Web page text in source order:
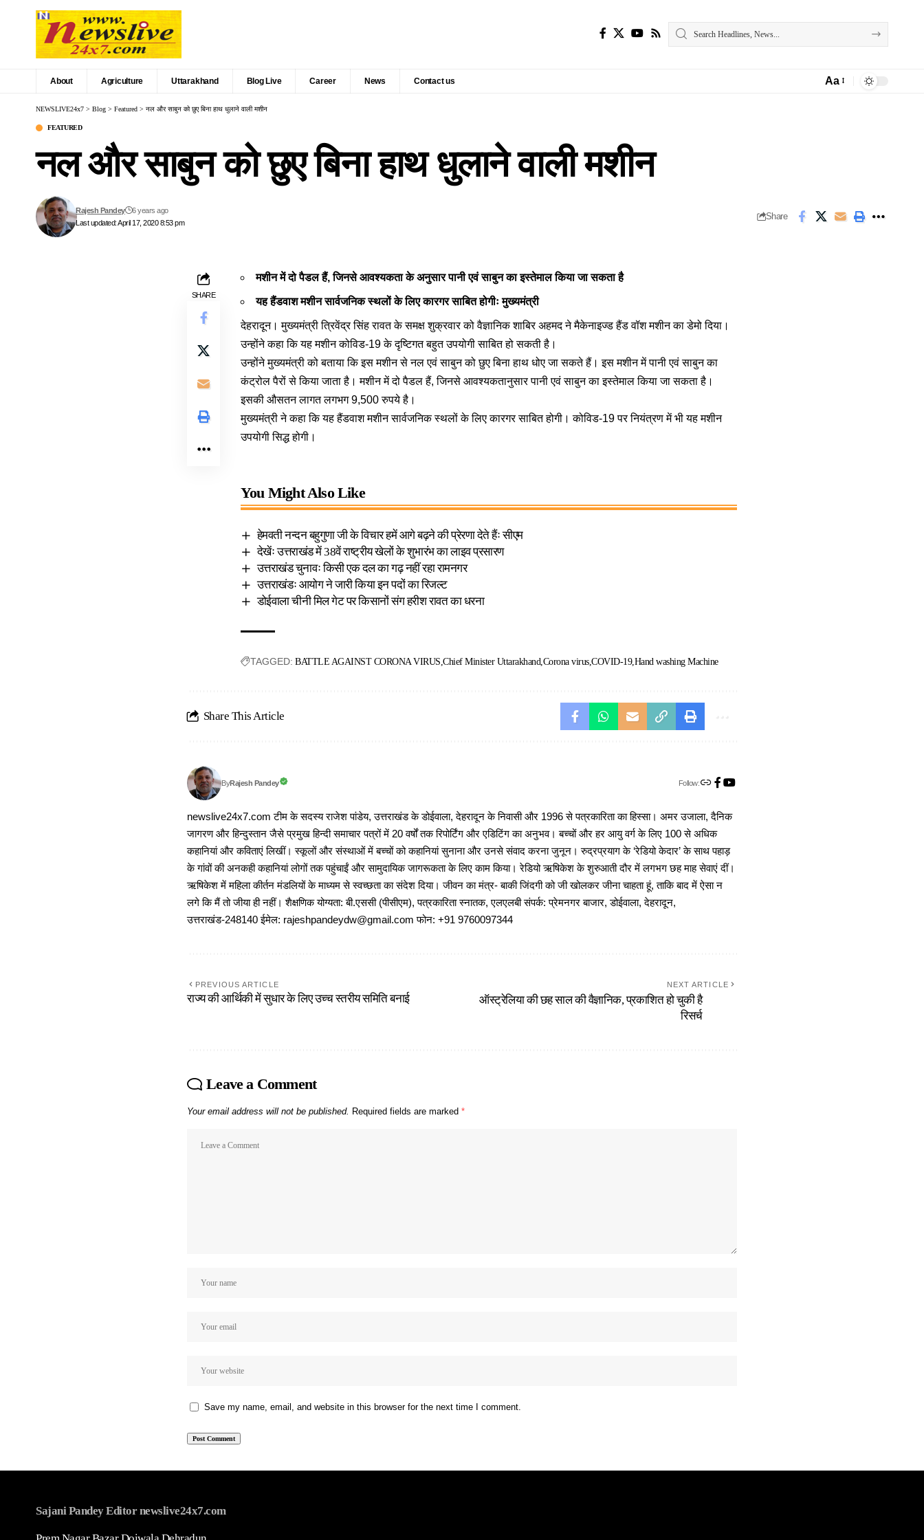
About Agriculture Uttarakhand Blog Live Career News Contact us Aa
NEWSLIVE24x7 > Blog > Featured > नल और साबुन को छुए बिना हाथ धुलाने वाली मशीन
FEATURED
नल और साबुन को छुए बिना हाथ धुलाने वाली मशीन
Last updated: April 17, 2020 8:53 pm
Rajesh Pandey 6 years ago
Share
SHARE
मशीन में दो पैडल हैं, जिनसे आवश्यकता के अनुसार पानी एवं साबुन का इस्तेमाल किया जा सकता है
यह हैंडवाश मशीन सार्वजनिक स्थलों के लिए कारगर साबित होगीः मुख्यमंत्री
देहरादून। मुख्यमंत्री त्रिवेंद्र सिंह रावत के समक्ष शुक्रवार को वैज्ञानिक शाबिर अहमद ने मैकेनाइज्ड हैंड वॉश मशीन का डेमो दिया।
उन्होंने कहा कि यह मशीन कोविड-19 के दृष्टिगत बहुत उपयोगी साबित हो सकती है।
उन्होंने मुख्यमंत्री को बताया कि इस मशीन से नल एवं साबुन को छुए बिना हाथ धोए जा सकते हैं। इस मशीन में पानी एवं साबुन का
कंट्रोल पैरों से किया जाता है। मशीन में दो पैडल हैं, जिनसे आवश्यकतानुसार पानी एवं साबुन का इस्तेमाल किया जा सकता है।
इसकी औसतन लागत लगभग 9,500 रुपये है।
मुख्यमंत्री ने कहा कि यह हैंडवाश मशीन सार्वजनिक स्थलों के लिए कारगर साबित होगी। कोविड-19 पर नियंत्रण में भी यह मशीन
उपयोगी सिद्ध होगी।
You Might Also Like
हेमवती नन्दन बहुगुणा जी के विचार हमें आगे बढ़ने की प्रेरणा देते हैंः सीएम
देखेंः उत्तराखंड में 38वें राष्ट्रीय खेलों के शुभारंभ का लाइव प्रसारण
उत्तराखंड चुनावः किसी एक दल का गढ़ नहीं रहा रामनगर
उत्तराखंडः आयोग ने जारी किया इन पदों का रिजल्ट
डोईवाला चीनी मिल गेट पर किसानों संग हरीश रावत का धरना
TAGGED: BATTLE AGAINST CORONA VIRUS Chief Minister Uttarakhand Corona virus COVID-19 Hand washing Machine
Share This Article
ByRajesh Pandey Follow:
newslive24x7.com टीम के सदस्य राजेश पांडेय, उत्तराखंड के डोईवाला, देहरादून के निवासी और 1996 से पत्रकारिता का हिस्सा। अमर उजाला, दैनिक
जागरण और हिन्दुस्तान जैसे प्रमुख हिन्दी समाचार पत्रों में 20 वर्षों तक रिपोर्टिंग और एडिटिंग का अनुभव। बच्चों और हर आयु वर्ग के लिए 100 से अधिक
कहानियां और कविताएं लिखीं। स्कूलों और संस्थाओं में बच्चों को कहानियां सुनाना और उनसे संवाद करना जुनून। रुद्रप्रयाग के ‘रेडियो केदार’ के साथ पहाड़
के गांवों की अनकही कहानियां लोगों तक पहुंचाईं और सामुदायिक जागरूकता के लिए काम किया। रेडियो ऋषिकेश के शुरुआती दौर में लगभग छह माह सेवाएं दीं।
ऋषिकेश में महिला कीर्तन मंडलियों के माध्यम से स्वच्छता का संदेश दिया। जीवन का मंत्र- बाकी जिंदगी को जी खोलकर जीना चाहता हूं, ताकि बाद में ऐसा न
लगे कि मैं तो जीया ही नहीं। शैक्षणिक योग्यता: बी.एससी (पीसीएम), पत्रकारिता स्नातक, एलएलबी संपर्क: प्रेमनगर बाजार, डोईवाला, देहरादून,
उत्तराखंड-248140 ईमेल: rajeshpandeydw@gmail.com फोन: +91 9760097344
PREVIOUS ARTICLE
राज्य की आर्थिकी में सुधार के लिए उच्च स्तरीय समिति बनाई
NEXT ARTICLE
ऑस्ट्रेलिया की छह साल की वैज्ञानिक, प्रकाशित हो चुकी है
रिसर्च
Leave a Comment
Your email address will not be published. Required fields are marked *
Save my name, email, and website in this browser for the next time I comment.
Sajani Pandey Editor newslive24x7.com